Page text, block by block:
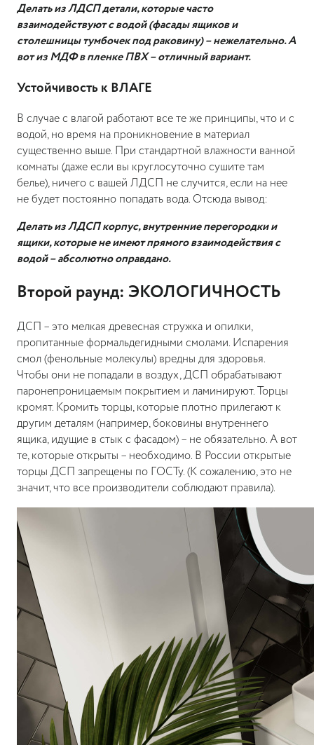
Делать из ЛДСП детали, которые часто
взаимодействуют с водой (фасады ящиков и
столешницы тумбочек под раковину) – нежелательно. А
вот из МДФ в пленке ПВХ – отличный вариант.
Устойчивость к ВЛАГЕ
В случае с влагой работают все те же принципы, что и с
водой, но время на проникновение в материал
существенно выше. При стандартной влажности ванной
комнаты (даже если вы круглосуточно сушите там
белье), ничего с вашей ЛДСП не случится, если на нее
не будет постоянно попадать вода. Отсюда вывод:
Делать из ЛДСП корпус, внутренние перегородки и
ящики, которые не имеют прямого взаимодействия с
водой – абсолютно оправдано.
Второй раунд: ЭКОЛОГИЧНОСТЬ
ДСП – это мелкая древесная стружка и опилки,
пропитанные формальдегидными смолами. Испарения
смол (фенольные молекулы) вредны для здоровья.
Чтобы они не попадали в воздух, ДСП обрабатывают
паронепроницаемым покрытием и ламинируют. Торцы
кромят. Кромить торцы, которые плотно прилегают к
другим деталям (например, боковины внутреннего
ящика, идущие в стык с фасадом) – не обязательно. А вот
те, которые открыты – необходимо. В России открытые
торцы ДСП запрещены по ГОСТу. (К сожалению, это не
значит, что все производители соблюдают правила).